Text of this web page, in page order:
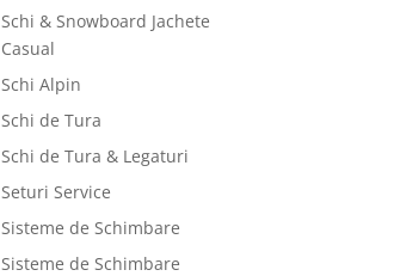
Schi & Snowboard Jachete
Casual
Schi Alpin
Schi de Tura
Schi de Tura & Legaturi
Seturi Service
Sisteme de Schimbare
Sisteme de Schimbare